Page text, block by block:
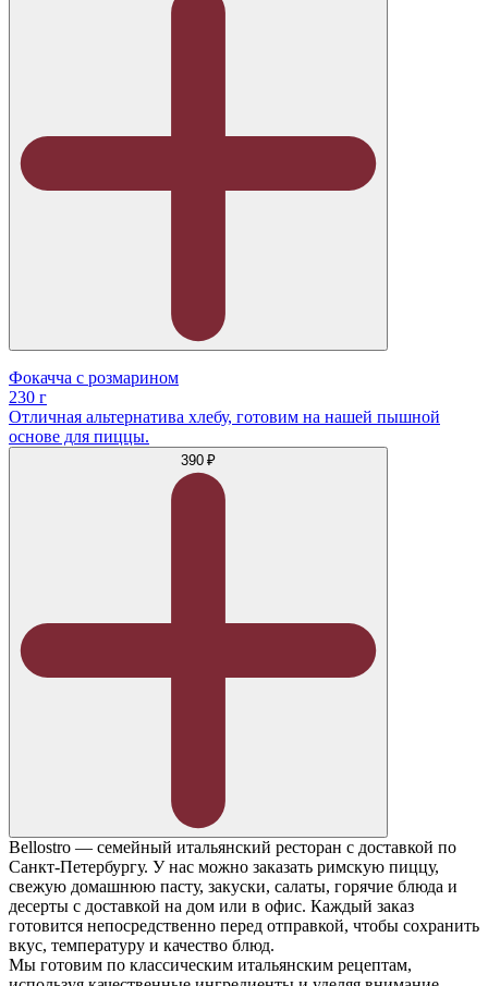
Фокачча с розмарином
230 г
Отличная альтернатива хлебу, готовим на нашей пышной
основе для пиццы.
390 ₽
Bellostro — семейный итальянский ресторан с доставкой по
Санкт-Петербургу. У нас можно заказать римскую пиццу,
свежую домашнюю пасту, закуски, салаты, горячие блюда и
десерты с доставкой на дом или в офис. Каждый заказ
готовится непосредственно перед отправкой, чтобы сохранить
вкус, температуру и качество блюд.
Мы готовим по классическим итальянским рецептам,